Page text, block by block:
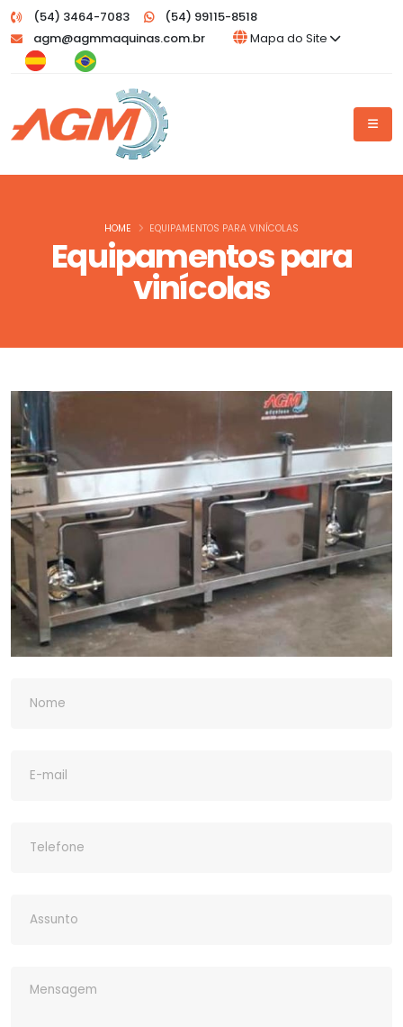
(54) 3464-7083
(54) 99115-8518
agm@agmmaquinas.com.br
Mapa do Site
Equipamentos para
vinícolas
HOME EQUIPAMENTOS PARA VINÍCOLAS